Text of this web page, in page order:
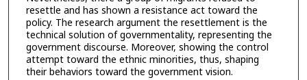
resettle and has shown a resistance act toward the
policy. The research argument the resettlement is the
technical solution of governmentality, representing the
government discourse. Moreover, showing the control
attempt toward the ethnic minorities, thus, shaping
their behaviors toward the government vision.